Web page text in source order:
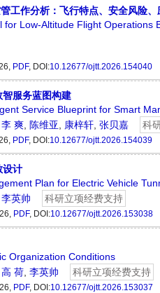
工作分析：飞行特点、安全风险、
for Low-Altitude Flight
PDF, DOI:10.12677/ojtt.2026.154040
服务蓝图构建
Service Blueprint for Smart
李 爽 陈维亚 康梓轩 张贝嘉 科
PDF, DOI:10.12677/ojtt.2026.154039
设计
Plan for Electric Vehicle
李英帅 科研立项经费支持
PDF, DOI:10.12677/ojtt.2026.153038
Organization Conditions
高 荷 李英帅 科研立项经费支持
PDF, DOI:10.12677/ojtt.2026.153037